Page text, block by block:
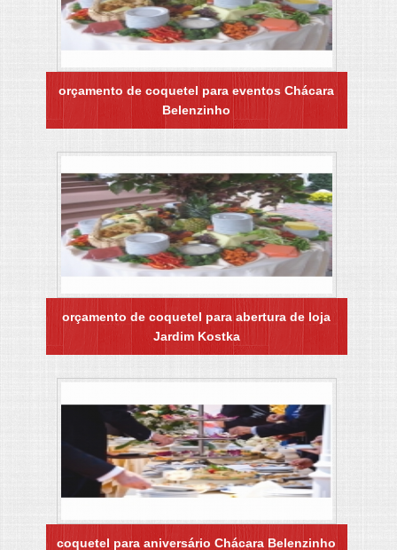
orçamento de coquetel para eventos Chácara
Belenzinho
orçamento de coquetel para abertura de loja
Jardim Kostka
coquetel para aniversário Chácara Belenzinho